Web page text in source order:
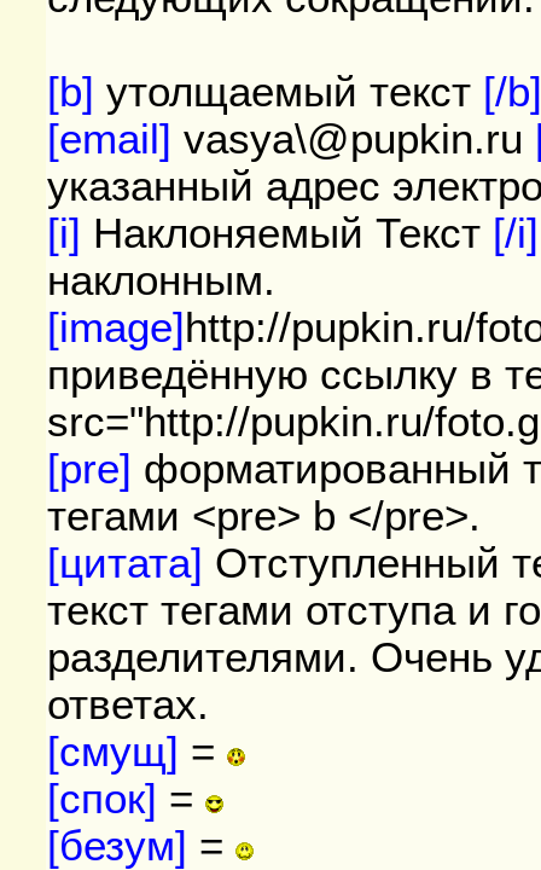
[b] утолщаемый текст [/
[email] vasya\@pupkin.ru
указанный адрес
[i] Наклоняемый Текст [/
наклонным.
[image]http://pupkin.ru/
приведённую ссылку в
src="http://pupkin.ru/
[pre] форматированный
тегами <pre> b </pre>.
[цитата] Отступленный
текст тегами отступа и
разделителями. Очень
ответах.
[смущ] =
[спок] =
[безум] =